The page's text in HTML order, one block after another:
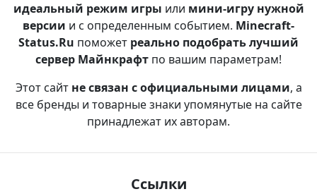
идеальный режим игры или мини-игру нужной
версии и с определенным событием. Minecraft-
Status.Ru поможет реально подобрать лучший
сервер Майнкрафт по вашим параметрам!
Этот сайт не связан с официальными лицами, а
все бренды и товарные знаки упомянутые на сайте
принадлежат их авторам.
Ссылки